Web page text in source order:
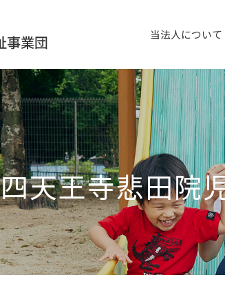
当法人について
四天王寺悲⽥院